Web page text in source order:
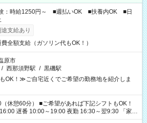
：時給1250円～ ■週払いOK ■扶養内OK ■日
支給あり
全額支給（ガソリン代もOK！）
原市
/ 西那須野駅 / 黒磯駅
OK！≫ご自宅近くでご希望の勤務地を紹介しま
望があれば下記シフトもOK！
遅番 10:00～19:00 夜勤 16:30～翌9:30 「家族
せたい」 「余裕を持って夕飯の準備がしたい」